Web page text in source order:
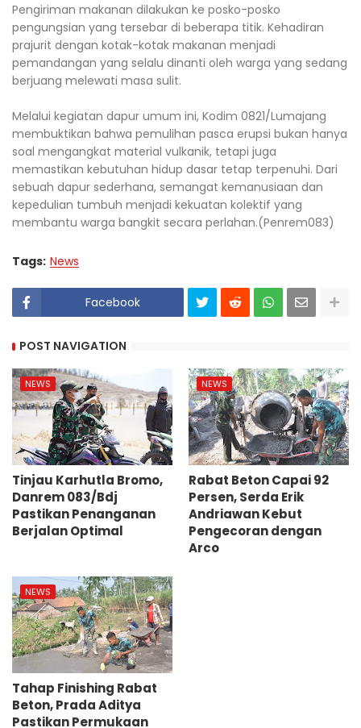
Pengiriman makanan dilakukan ke posko-posko
pengungsian yang tersebar di beberapa titik. Kehadiran
prajurit dengan kotak-kotak makanan menjadi
pemandangan yang selalu dinanti oleh warga yang sedang
berjuang melewati masa sulit.
Melalui kegiatan dapur umum ini, Kodim 0821/Lumajang
membuktikan bahwa pemulihan pasca erupsi bukan hanya
soal mengangkat material vulkanik, tetapi juga
memastikan kebutuhan hidup dasar tetap terpenuhi. Dari
sebuah dapur sederhana, semangat kemanusiaan dan
kepedulian tumbuh menjadi kekuatan kolektif yang
membantu warga bangkit secara perlahan.(Penrem083)
Tags: News
Facebook
POST NAVIGATION
NEWS
Tinjau Karhutla Bromo,
Danrem 083/Bdj
Pastikan Penanganan
Berjalan Optimal
NEWS
Rabat Beton Capai 92
Persen, Serda Erik
Andriawan Kebut
Pengecoran dengan
Arco
NEWS
Tahap Finishing Rabat
Beton, Prada Aditya
Pastikan Permukaan